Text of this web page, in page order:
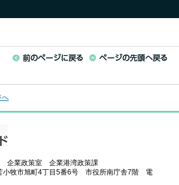
へ
企業政策室 企業港湾政策課
牧市旭町4丁目5番6号 市役所南庁舎7階 電